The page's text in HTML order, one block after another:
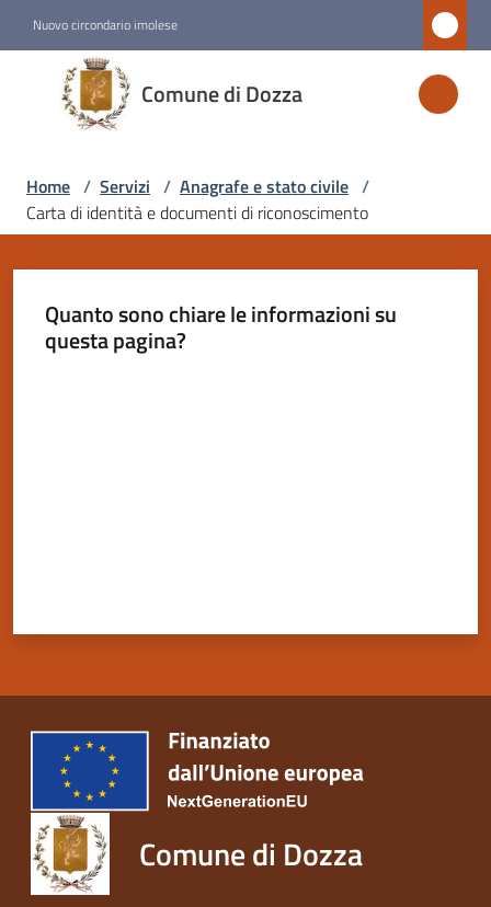
Nuovo circondario imolese
Comune di Dozza
Comune
di
Dozza
Amministrazione
Servizi
on-
argomenti
Seguici
su
Home / Servizi / Anagrafe e stato civile /
Carta di identità e documenti di riconoscimento
Quanto sono chiare le informazioni su
questa pagina?
Comune di Dozza